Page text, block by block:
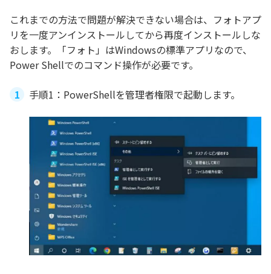
これまでの方法で問題が解決できない場合は、フォトアプ
リを一度アンインストールしてから再度インストールしな
おします。「フォト」はWindowsの標準アプリなので、
Power Shellでのコマンド操作が必要です。
手順1：PowerShellを管理者権限で起動します。